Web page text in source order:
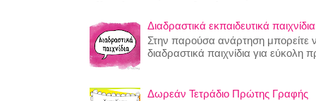
Διαδραστικά εκπαιδευτικά παιχνίδια
Στην παρούσα ανάρτηση μπορείτε
διαδραστικά παιχνίδια για εύκολη
Δωρεάν Τετράδιο Πρώτης Γραφής